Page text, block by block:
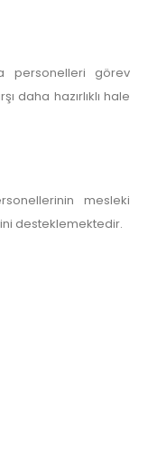
personelleri görev
daha hazırlıklı hale
mesleki
desteklemektedir.